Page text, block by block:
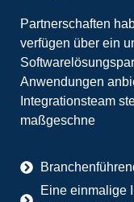
Partnerschaften
verfügen über ein
Anwendungen
Integrationsteam
maßgeschne
Eine einmalige